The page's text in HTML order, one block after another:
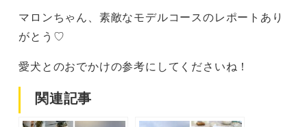
マロンちゃん、素敵なモデルコースのレポートあり
がとう♡
愛犬とのおでかけの参考にしてくださいね！
関連記事